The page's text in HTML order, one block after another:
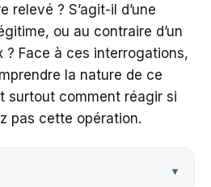
relevé ? S’agit-il d’une
ou au contraire d’un
? Face à ces interrogations,
la nature de ce
surtout comment réagir si
pas cette opération.